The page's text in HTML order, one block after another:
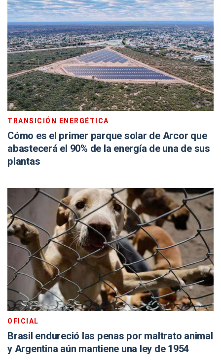
TRANSICIÓN ENERGÉTICA
Cómo es el primer parque solar de Arcor que
abastecerá el 90% de la energía de una de sus
plantas
OFICIAL
Brasil endureció las penas por maltrato animal
y Argentina aún mantiene una ley de 1954